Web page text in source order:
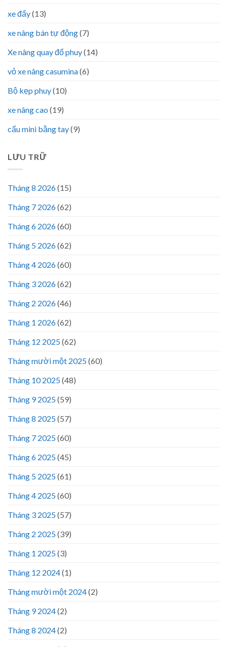
xe đẩy(13)
xe nâng bán tự động(7)
Xe nâng quay đổ phuy(14)
vỏ xe nâng casumina(6)
Bộ kẹp phuy(10)
xe nâng cao (19)
cẩu mini bằng tay(9)
LƯU TRỮ
Tháng 8 2026(15)
Tháng 7 2026(62)
Tháng 6 2026(60)
Tháng 5 2026(62)
Tháng 4 2026(60)
Tháng 3 2026(62)
Tháng 2 2026(46)
Tháng 1 2026(62)
Tháng 12 2025(62)
Tháng mười một 2025(60)
Tháng 10 2025(48)
Tháng 9 2025(59)
Tháng 8 2025(57)
Tháng 7 2025(60)
Tháng 6 2025(45)
Tháng 5 2025(61)
Tháng 4 2025(60)
Tháng 3 2025(57)
Tháng 2 2025(39)
Tháng 1 2025(3)
Tháng 12 2024(1)
Tháng mười một 2024(2)
Tháng 9 2024(2)
Tháng 8 2024(2)